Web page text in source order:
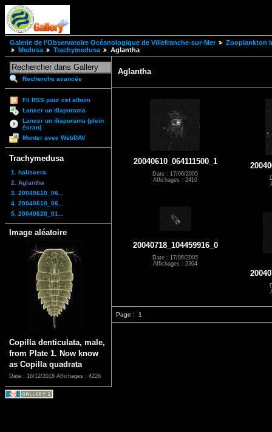
Galerie de l'Observatoire Océanologique de Villefranche-sur-Mer
Zooplankton
Medusa
Trachymedusa Aglantha
Recherche avancée
Fil RSS pour cet album
Lancer un diaporama
Lancer un diaporama (plein
écran)
Monter avec WebDAV
Trachymedusa
1. haliscera
2. Aglantha
3. 20040610_06...
4. 20040610_06...
5. 20040620_01...
Image aléatoire
Copilla denticulata, male,
from Plate 1. Now know
as Copilla quadrata
Date : 16/12/2018 Affichages : 4226
Aglantha
20040610_064111500_1
Date : 17/06/2005
Affichages : 2410
20040718_104459916_0
Date : 17/06/2005
Affichages : 2304
Page : 1